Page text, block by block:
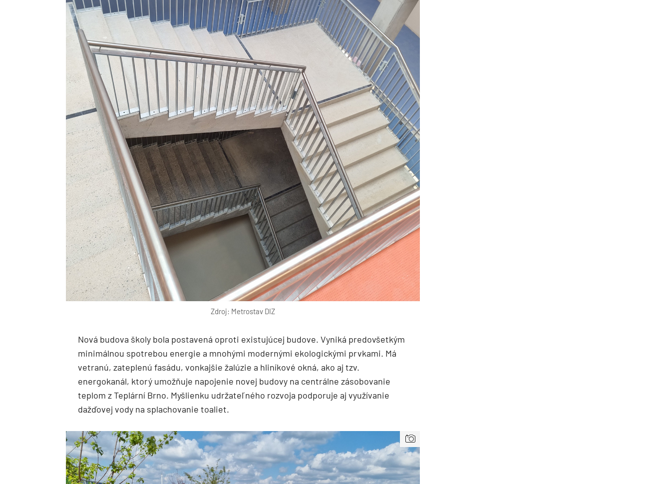
Zdroj: Metrostav DIZ
Nová budova školy bola postavená oproti existujúcej budove. Vyniká predovšetkým
minimálnou spotrebou energie a mnohými modernými ekologickými prvkami. Má
vetranú, zateplenú fasádu, vonkajšie žalúzie a hliníkové okná, ako aj tzv.
energokanál, ktorý umožňuje napojenie novej budovy na centrálne zásobovanie
teplom z Teplární Brno. Myšlienku udržateľného rozvoja podporuje aj využívanie
dažďovej vody na splachovanie toaliet.